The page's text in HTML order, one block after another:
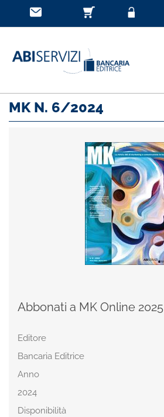
MK N. 6/2024
Abbonati a MK Online 2025
Editore
Bancaria Editrice
Anno
2024
Disponibilità